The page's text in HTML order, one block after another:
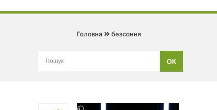
Головна безсоння